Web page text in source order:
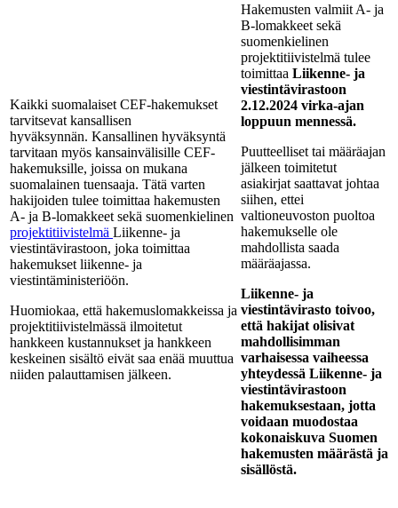
Kaikki suomalaiset CEF-hakemukset
tarvitsevat kansallisen
hyväksynnän. Kansallinen hyväksyntä
tarvitaan myös kansainvälisille CEF-
hakemuksille, joissa on mukana
suomalainen tuensaaja. Tätä varten
hakijoiden tulee toimittaa hakemusten
A- ja B-lomakkeet sekä suomenkielinen
projektitiivistelmä Liikenne- ja
viestintävirastoon, joka toimittaa
hakemukset liikenne- ja
viestintäministeriöön.
Huomiokaa, että hakemuslomakkeissa ja
projektitiivistelmässä ilmoitetut
hankkeen kustannukset ja hankkeen
keskeinen sisältö eivät saa enää muuttua
niiden palauttamisen jälkeen.
Hakemusten valmiit A- ja
B-lomakkeet sekä
suomenkielinen
projektitiivistelmä tulee
toimittaa Liikenne- ja
viestintävirastoon
2.12.2024 virka-ajan
loppuun mennessä.
Puutteelliset tai määräajan
jälkeen toimitetut
asiakirjat saattavat johtaa
siihen, ettei
valtioneuvoston puoltoa
hakemukselle ole
mahdollista saada
määräajassa.
Liikenne- ja
viestintävirasto toivoo,
että hakijat olisivat
mahdollisimman
varhaisessa vaiheessa
yhteydessä Liikenne- ja
viestintävirastoon
hakemuksestaan, jotta
voidaan muodostaa
kokonaiskuva Suomen
hakemusten määrästä ja
sisällöstä.